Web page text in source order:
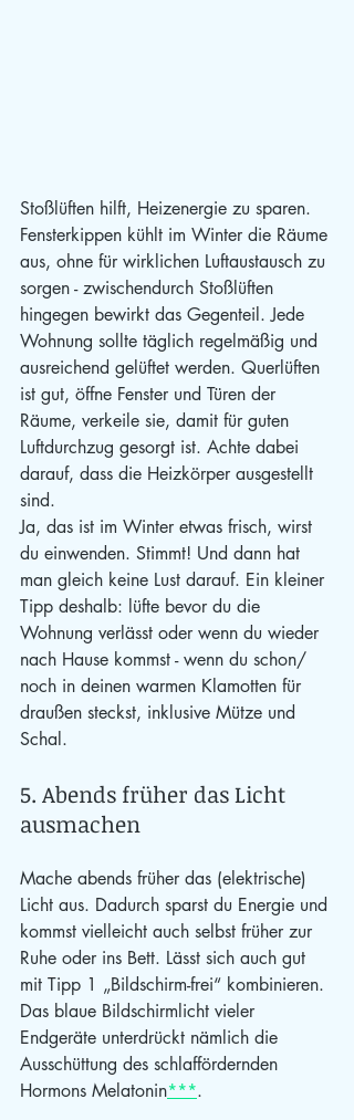
Stoßlüften hilft, Heizenergie zu sparen.
Fensterkippen kühlt im Winter die Räume
aus, ohne für wirklichen Luftaustausch zu
sorgen - zwischendurch Stoßlüften
hingegen bewirkt das Gegenteil. Jede
Wohnung sollte täglich regelmäßig und
ausreichend gelüftet werden. Querlüften
ist gut, öffne Fenster und Türen der
Räume, verkeile sie, damit für guten
Luftdurchzug gesorgt ist. Achte dabei
darauf, dass die Heizkörper ausgestellt
sind.
Ja, das ist im Winter etwas frisch, wirst
du einwenden. Stimmt! Und dann hat
man gleich keine Lust darauf. Ein kleiner
Tipp deshalb: lüfte bevor du die
Wohnung verlässt oder wenn du wieder
nach Hause kommst - wenn du schon/
noch in deinen warmen Klamotten für
draußen steckst, inklusive Mütze und
Schal.
5. Abends früher das Licht
ausmachen
Mache abends früher das (elektrische)
Licht aus. Dadurch sparst du Energie und
kommst vielleicht auch selbst früher zur
Ruhe oder ins Bett. Lässt sich auch gut
mit Tipp 1 „Bildschirm-frei“ kombinieren.
Das blaue Bildschirmlicht vieler
Endgeräte unterdrückt nämlich die
Ausschüttung des schlaffördernden
Hormons Melatonin***.